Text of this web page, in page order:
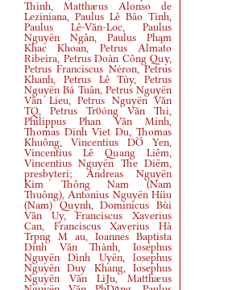
Thinh, Matthæus Alonso de
Leziniana, Paulus Lê Båo Tinh,
Paulus Lê-Văn-Loc, Paulus
Nguyën Ngân, Paulus Phąm
Khac Khoan, Petrus Almato
Ribeira, Petrus Doàn Công Quy,
Petrus Franciscus Néron, Petrus
Khanh, Petrus Lê Tùy, Petrus
Nguyën Bá Tuân, Petrus Nguyën
Văn Lieu, Petrus Nguyën Văn
TQ, Petrus Tr0óng Văn Thi,
Philippus Phan Văn Minh,
Thomas Dinh Viet Du, Thomas
Khuông, Vincentius DÖ Yen,
Vincentius Lê Quang Liêm,
Vincentius Nguyën The Diëm,
presbyteri; Andreas Nguyën
Kim Thông Nam(Nam
Thuông), Antonius Nguyën Híìu
(Nam)Quynh, Dominicus Bùi
Văn Uy, Franciscus Xaverius
Can, Franciscus Xaverius Hà
Trpng M au, Ioannes Baptista
Dinh Văn Thành, Iosephus
Nguyën Dình Uyën, losephus
Nguyën Duy Khang, Iosephus
Nguyën Văn LiJu, Matthæus